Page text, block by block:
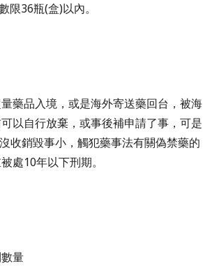
限36瓶(盒)以內。
品入境，或是海外寄送藥回台，被海
以自行放棄，或事後補申請了事，可是
收銷毀事小，觸犯藥事法有關偽禁藥的
處10年以下刑期。
量